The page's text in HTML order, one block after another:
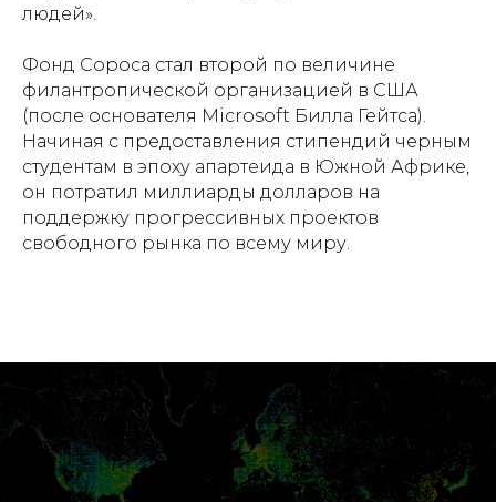
людей».
Фонд Сороса стал второй по величине
филантропической организацией в США
(после основателя Microsoft Билла Гейтса).
Начиная с предоставления стипендий черным
студентам в эпоху апартеида в Южной Африке,
он потратил миллиарды долларов на
поддержку прогрессивных проектов
свободного рынка по всему миру.